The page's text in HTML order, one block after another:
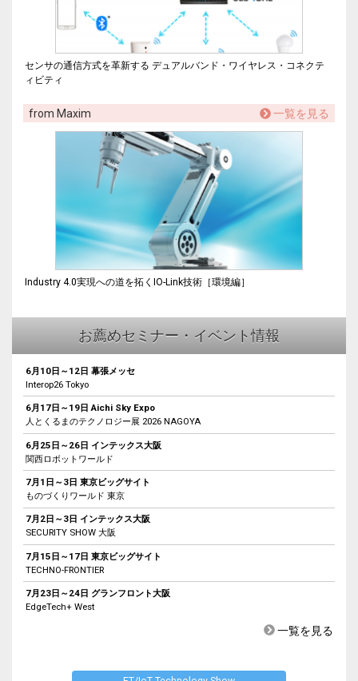
センサの通信方式を革新する デュアルバンド・ワイヤレス・コネクテ
ィビティ
from Maxim 一覧を見る
Industry 4.0実現への道を拓くIO-Link技術［環境編］
お薦めセミナー・イベント情報
6月10日～12日 幕張メッセ
Interop26 Tokyo
6月17日～19日 Aichi Sky Expo
人とくるまのテクノロジー展 2026 NAGOYA
6月25日～26日 インテックス大阪
関西ロボットワールド
7月1日～3日 東京ビッグサイト
ものづくりワールド 東京
7月2日～3日 インテックス大阪
SECURITY SHOW 大阪
7月15日～17日 東京ビッグサイト
TECHNO-FRONTIER
7月23日～24日 グランフロント大阪
EdgeTech+ West
一覧を見る